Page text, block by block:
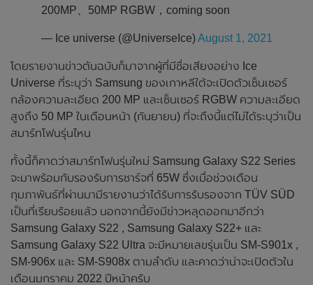
200MP、50MP RGBW，coming soon
— Ice universe (@UniverseIce)August 1, 2021
โดยรายงานข่าวต้นฉบับก็มาจากผู้ที่มีชื่อเสียงอย่าง Ice
Universe ที่ระบุว่า Samsung ของเกาหลีใต้จะเปิดตัวเซ็นเซอร์
กล้องความละเอียด 200 MP และเซ็นเซอร์ RGBW ความละเอียด
สูงถึง 50 MP ในเดือนหน้า (กันยายน) ที่จะถึงนี้แต่ไม่ได้ระบุว่าเป็น
สมาร์ทโฟนรุ่นไหน
ทั้งนี้ก็คาดว่าสมาร์ทโฟนรุ่นใหม่ Samsung Galaxy S22 Series
จะมาพร้อมกับรองรับการชาร์จที่ 65W ซึ่งเมื่อช่วงเดือน
กุมภาพันธ์ที่ผ่านมามีรายงานว่าได้รับการรับรองจาก TÜV SÜD
เป็นที่เรียบร้อยแล้ว นอกจากนี้ยังมีข่าวหลุดออกมาอีกว่า
Samsung Galaxy S22 , Samsung Galaxy S22+ และ
Samsung Galaxy S22 Ultra จะมีหมายเลขรุ่นเป็น SM-S901x ,
SM-906x และ SM-S908x ตามลำดับ และคาดว่าน่าจะเปิดตัวใน
เดือนมกราคม 2022 ปีหน้าครับ